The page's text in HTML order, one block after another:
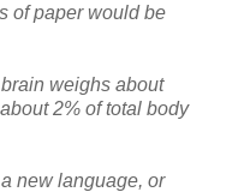
of paper would be
weighs about
2% of total body
new language, or